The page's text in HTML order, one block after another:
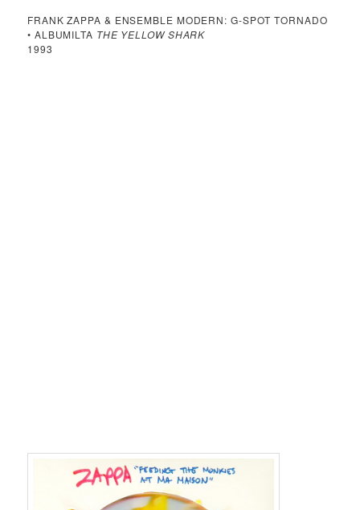
FRANK ZAPPA & ENSEMBLE MODERN: G-SPOT TORNADO
• ALBUMILTA THE YELLOW SHARK
1993